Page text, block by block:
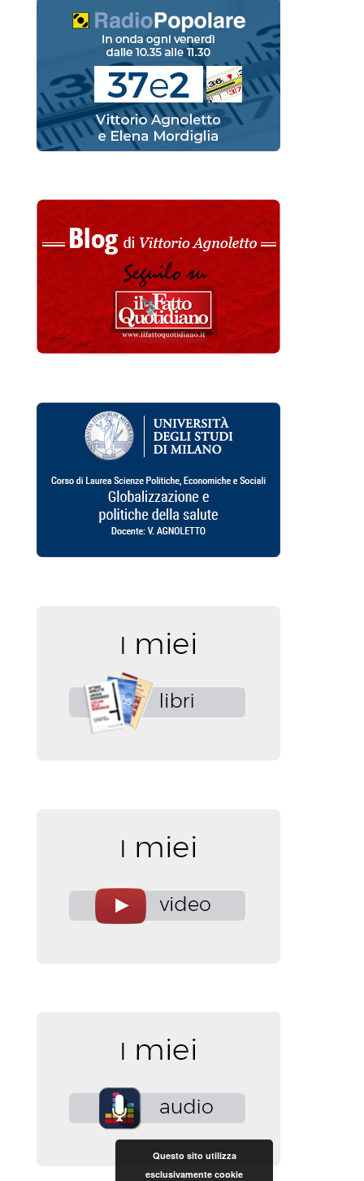
Questo sito utilizza
esclusivamente cookie